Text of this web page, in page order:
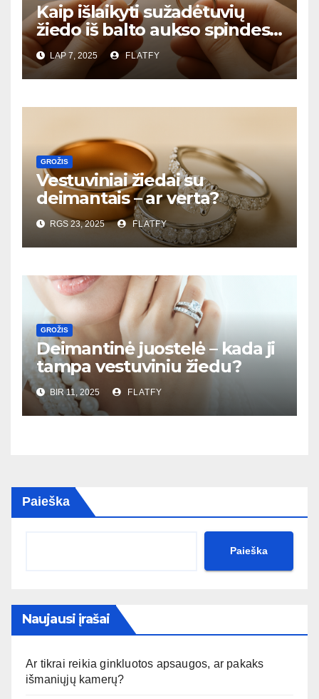
Kaip išlaikyti sužadėtuvių
žiedo iš balto aukso spindesį
– priežiūros gidas
LAP 7, 2025 FLATFY
GROŽIS
Vestuviniai žiedai su
deimantais – ar verta?
RGS 23, 2025 FLATFY
GROŽIS
Deimantinė juostelė – kada ji
tampa vestuviniu žiedu?
BIR 11, 2025 FLATFY
Paieška
Paieška
Naujausi įrašai
Ar tikrai reikia ginkluotos apsaugos, ar pakaks
išmaniųjų kamerų?